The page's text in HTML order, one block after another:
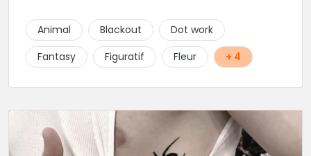
un message ou à l'appeler.
Animal Blackout
Dot work
Fantasy
Figuratif Fleur + 4